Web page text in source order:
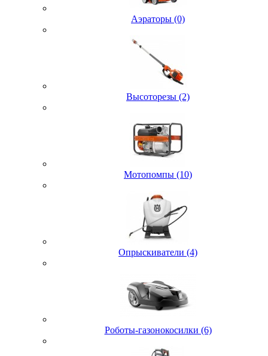
Аэраторы (0)
Высоторезы (2)
Мотопомпы (10)
Опрыскиватели (4)
Роботы-газонокосилки (6)